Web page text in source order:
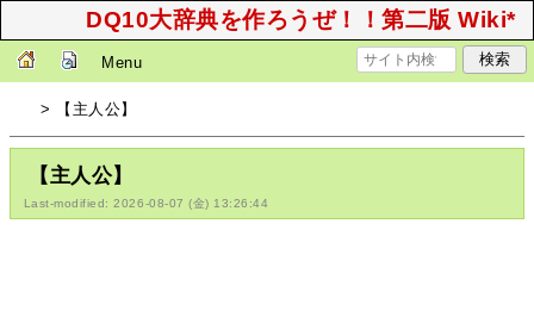
DQ10大辞典を作ろうぜ！！第二版 Wiki*
Menu
> 【主人公】
【主人公】
Last-modified: 2026-08-07 (金) 13:26:44